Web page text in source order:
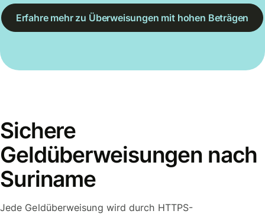
Erfahre mehr zu Überweisungen mit hohen Beträgen
Sichere
Geldüberweisungen nach
Suriname
Jede Geldüberweisung wird durch HTTPS-